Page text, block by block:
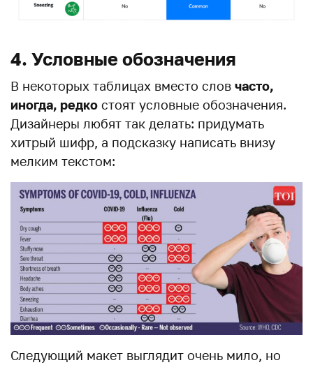
4. Условные обозначения
В некоторых таблицах вместо слов часто,
иногда, редко стоят условные обозначения.
Дизайнеры любят так делать: придумать
хитрый шифр, а подсказку написать внизу
мелким текстом:
Следующий макет выглядит очень мило, но